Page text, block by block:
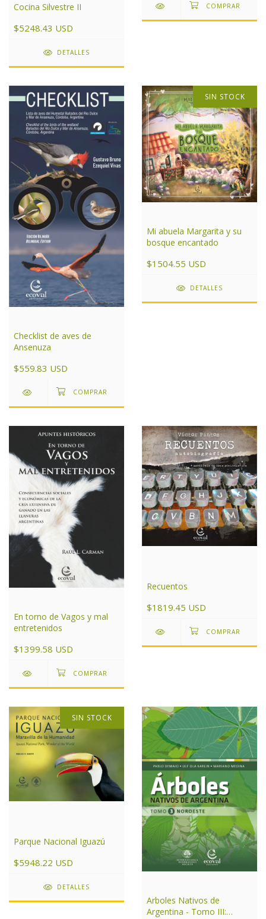
Cocina Silvestre II
$5248.43 USD
DETALLES
Checklist de aves de
Ansenuza
$559.83 USD
SIN STOCK
Mi abuela Margarita y su
bosque encantado
$1504.55 USD
DETALLES
En torno de Vagos y mal
entretenidos
$1399.58 USD
Recuentos
$1819.45 USD
SIN STOCK
Parque Nacional Iguazú
$5948.22 USD
DETALLES
Arboles Nativos de
Argentina - Tomo III: